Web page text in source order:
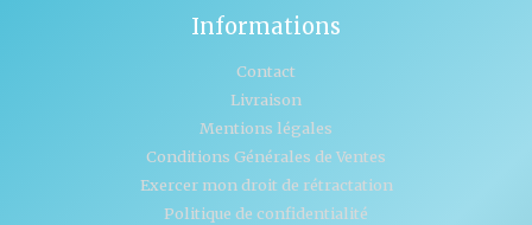
Informations
Contact
Livraison
Mentions légales
Conditions Générales de Ventes
Exercer mon droit de rétractation
Politique de confidentialité